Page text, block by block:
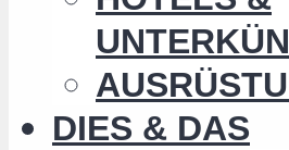
DIES & DAS